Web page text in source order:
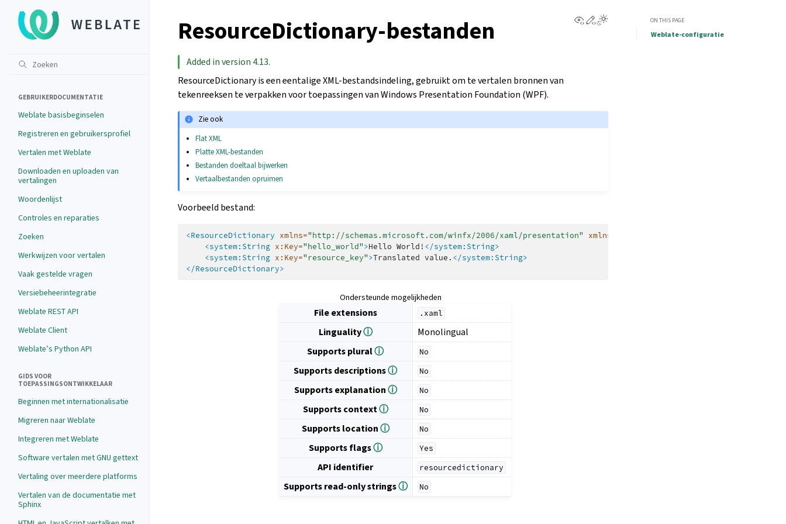
GEBRUIKERDOCUMENTATIE
Weblate basisbeginselen
Registreren en gebruikersprofiel
Vertalen met Weblate
Downloaden en uploaden van
vertalingen
Woordenlijst
Controles en reparaties
Zoeken
Werkwijzen voor vertalen
Vaak gestelde vragen
Versiebeheerintegratie
Weblate REST API
Weblate Client
Weblate’s Python API
GIDS VOOR
TOEPASSINGSONTWIKKELAAR
Beginnen met internationalisatie
Migreren naar Weblate
Integreren met Weblate
Software vertalen met GNU gettext
Vertaling over meerdere platforms
Vertalen van de documentatie met
Sphinx
View this page
Edit this page
ResourceDictionary-bestanden
Added in version 4.13.
ResourceDictionary is een eentalige XML-bestandsindeling, gebruikt om te vertalen bronnen van
tekenreeksen te verpakken voor toepassingen van Windows Presentation Foundation (WPF).
Zie ook
Flat XML
Platte XML-bestanden
Bestanden doeltaal bijwerken
Vertaalbestanden opruimen
Voorbeeld bestand:
<ResourceDictionary xmlns="http://schemas.microsoft.com/winfx/2006/xaml/presentation" xmlns:x=
<system:String x:Key="hello_world">Hello World! </system:String>
<system:String x:Key="resource_key">Translated value. </system:String>
</ResourceDictionary>
Ondersteunde mogelijkheden
File extensions .xaml
Lingualityⓘ
Monolingual
Supports pluralⓘ No
Supports descriptionsⓘ No
Supports explanationⓘ No
Supports contextⓘ No
Supports locationⓘ No
Supports flagsⓘ Yes
API identifier resourcedictionary
Supports read-only stringsⓘ No
ON THIS PAGE
Weblate-configuratie